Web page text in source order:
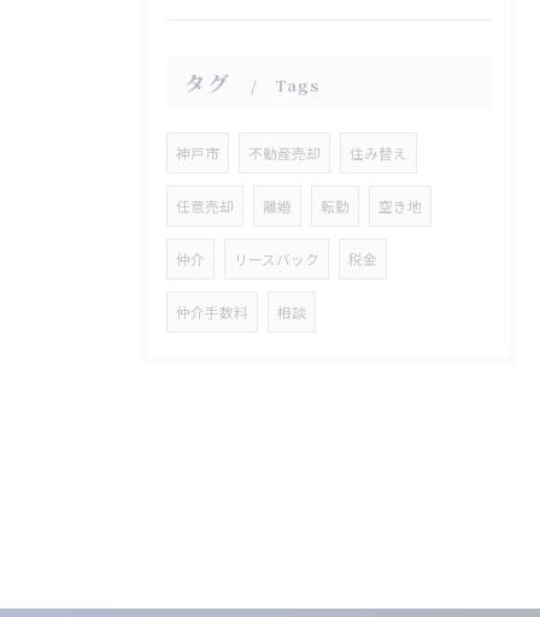
タグ Tags
神戸市 不動産売却 住み替え
任意売却 離婚 転勤 空き地
仲介 リースバック 税金
仲介手数料 相談